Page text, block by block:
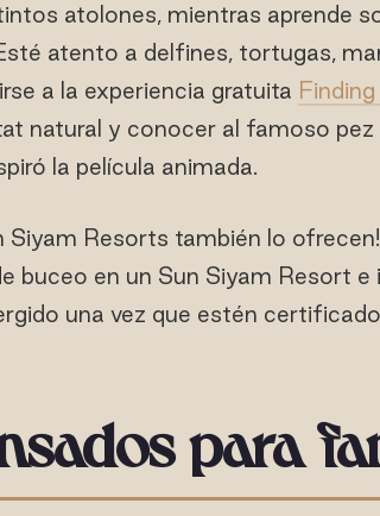
atolones, mientras aprende
atento a delfines, tortugas,
a la experiencia gratuita
natural y conocer al famoso pez
la película animada.
Siyam Resorts también lo
buceo en un Sun Siyam Resort e
una vez que estén
para